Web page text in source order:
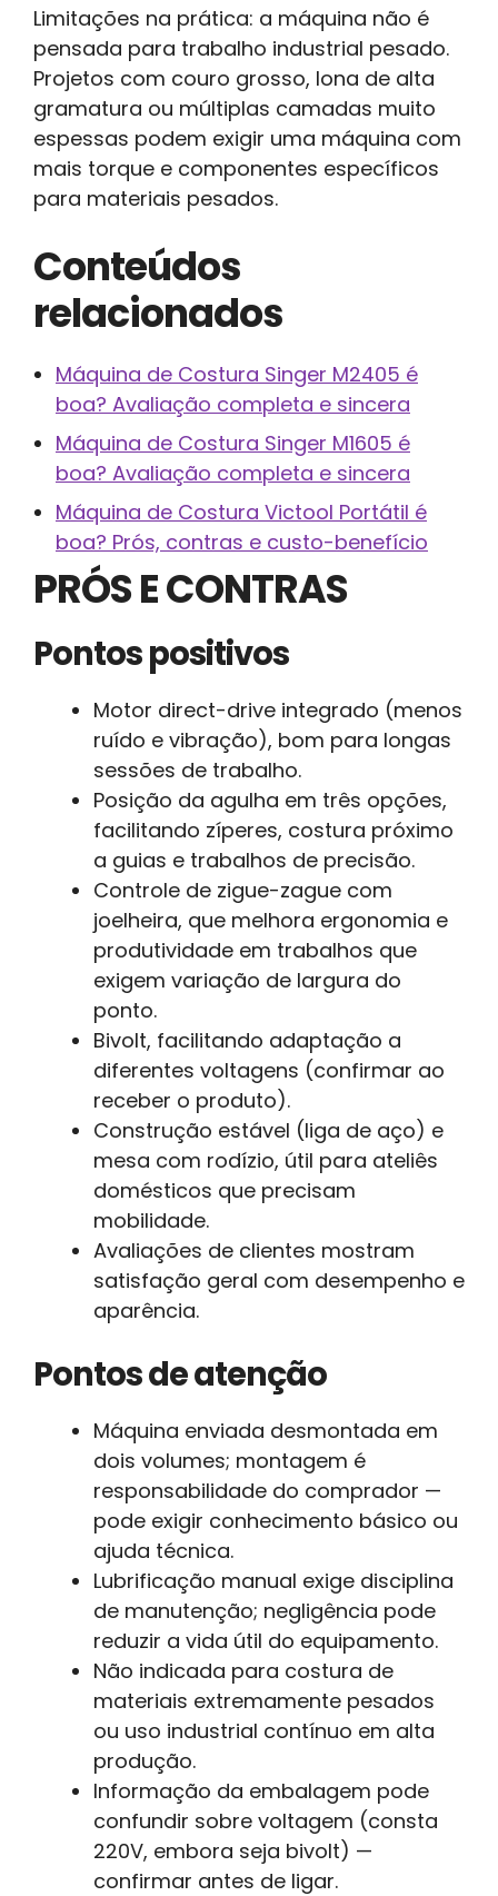
Limitações na prática: a máquina não é
pensada para trabalho industrial pesado.
Projetos com couro grosso, lona de alta
gramatura ou múltiplas camadas muito
espessas podem exigir uma máquina com
mais torque e componentes específicos
para materiais pesados.
Conteúdos
relacionados
Máquina de Costura Singer M2405 é
boa? Avaliação completa e sincera
Máquina de Costura Singer M1605 é
boa? Avaliação completa e sincera
Máquina de Costura Victool Portátil é
boa? Prós, contras e custo-benefício
PRÓS E CONTRAS
Pontos positivos
Motor direct-drive integrado (menos
ruído e vibração), bom para longas
sessões de trabalho.
Posição da agulha em três opções,
facilitando zíperes, costura próximo
a guias e trabalhos de precisão.
Controle de zigue-zague com
joelheira, que melhora ergonomia e
produtividade em trabalhos que
exigem variação de largura do
ponto.
Bivolt, facilitando adaptação a
diferentes voltagens (confirmar ao
receber o produto).
Construção estável (liga de aço) e
mesa com rodízio, útil para ateliês
domésticos que precisam
mobilidade.
Avaliações de clientes mostram
satisfação geral com desempenho e
aparência.
Pontos de atenção
Máquina enviada desmontada em
dois volumes; montagem é
responsabilidade do comprador —
pode exigir conhecimento básico ou
ajuda técnica.
Lubrificação manual exige disciplina
de manutenção; negligência pode
reduzir a vida útil do equipamento.
Não indicada para costura de
materiais extremamente pesados
ou uso industrial contínuo em alta
produção.
Informação da embalagem pode
confundir sobre voltagem (consta
220V, embora seja bivolt) —
confirmar antes de ligar.